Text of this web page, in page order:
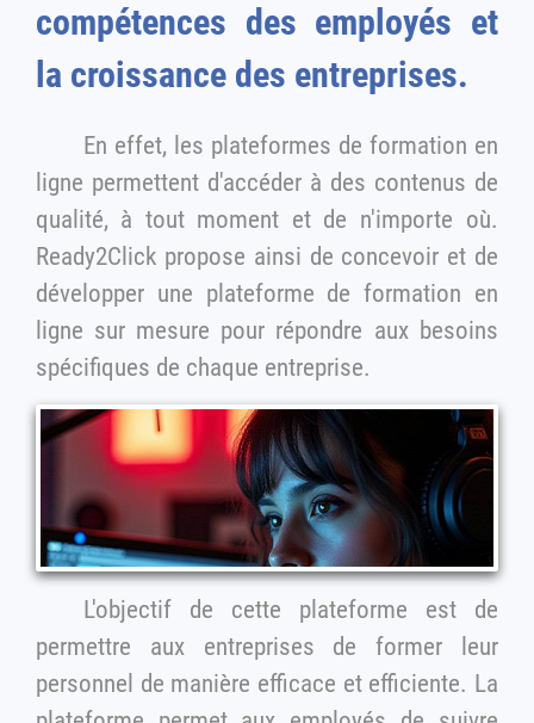
compétences des employés et
la croissance des entreprises.
En effet, les plateformes de formation en
ligne permettent d'accéder à des contenus de
qualité, à tout moment et de n'importe où.
Ready2Click propose ainsi de concevoir et de
développer une plateforme de formation en
ligne sur mesure pour répondre aux besoins
spécifiques de chaque entreprise.
L'objectif de cette plateforme est de
permettre aux entreprises de former leur
personnel de manière efficace et efficiente. La